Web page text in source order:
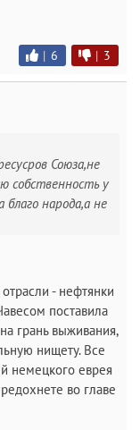
| 6 | 3
Союза,не
собственность у
благо народа,а не
- нефтянки
поставила
грань выживания,
нищету. Все
немецкого еврея
во главе